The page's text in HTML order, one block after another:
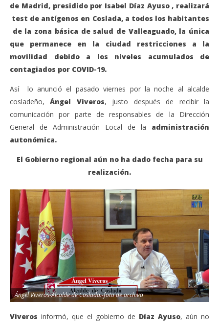
VIENDO AHORA
Coslada: La Comunidad de Madrid realizará test de
antígenos en la zona básica de salud de
Valleaguado.
octubre
de Madrid, presidido por Isabel Díaz Ayuso , realizará
test de antígenos en Coslada, a todos los habitantes
de la zona básica de salud de Valleaguado, la única
que permanece en la ciudad restricciones a la
movilidad debido a los niveles acumulados de
contagiados por COVID-19.
Así lo anunció el pasado viernes por la noche al alcalde
cosladeño,Ángel Viveros, justo después de recibir la
comunicación por parte de responsables de la Dirección
General de Administración Local de la administración
autonómica.
El Gobierno regional aún no ha dado fecha para su
realización.
Ángel Viveros-Alcalde de Coslada.-foto de archivo
Viveros informó, que el gobierno de Díaz Ayuso, aún no